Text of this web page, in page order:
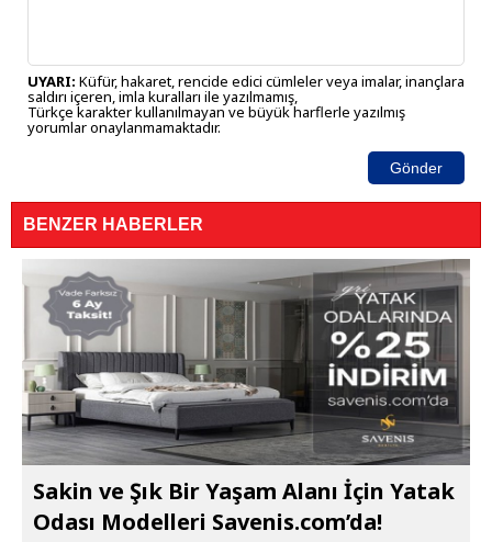
UYARI: Küfür, hakaret, rencide edici cümleler veya imalar, inançlara
saldırı içeren, imla kuralları ile yazılmamış,
Türkçe karakter kullanılmayan ve büyük harflerle yazılmış
yorumlar onaylanmamaktadır.
Gönder
BENZER HABERLER
Sakin ve Şık Bir Yaşam Alanı İçin Yatak
Odası Modelleri Savenis.com’da!